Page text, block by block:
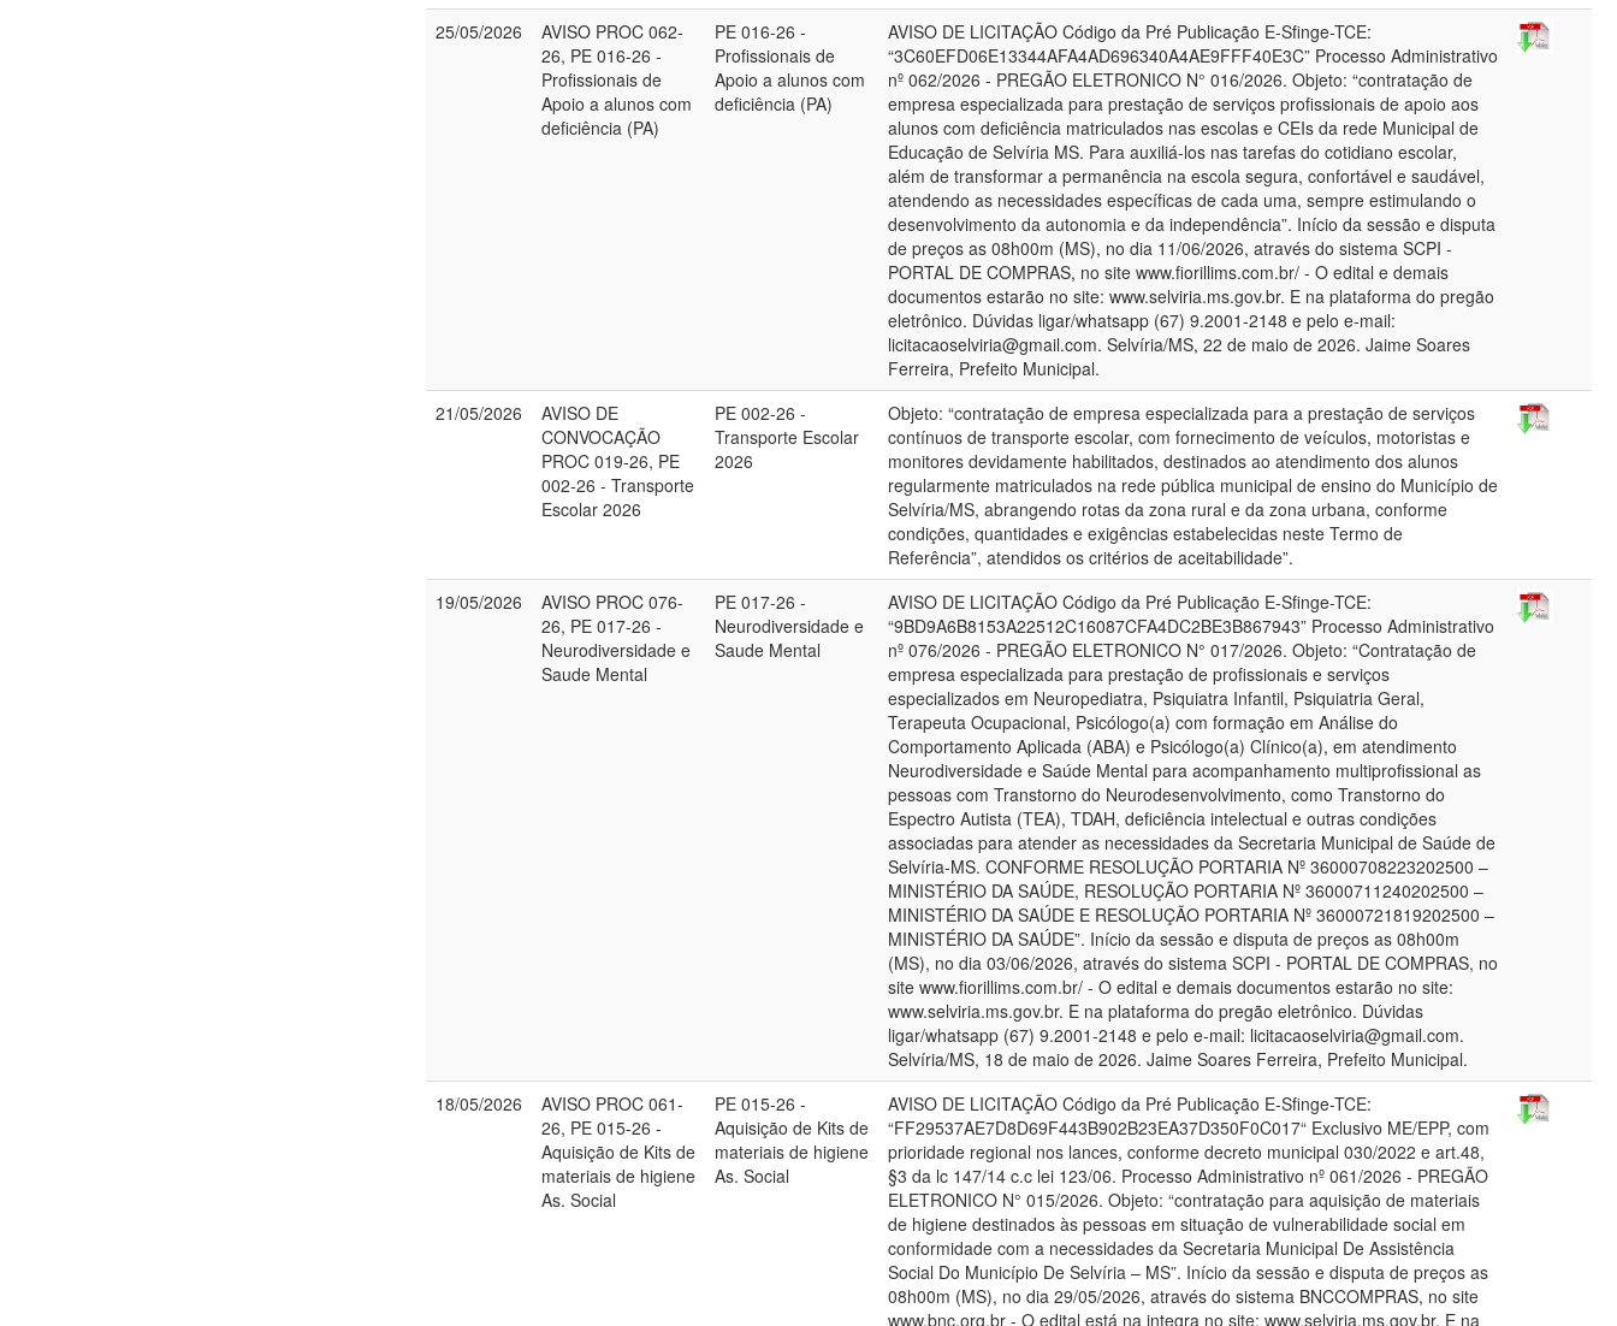
25/05/2026
AVISO PROC 062-
26, PE 016-26 -
Profissionais de
Apoio a alunos com
deficiência (PA)
PE 016-26 -
Profissionais de
Apoio a alunos com
deficiência (PA)
AVISO DE LICITAÇÃO Código da Pré Publicação E-Sfinge-TCE:
“3C60EFD06E13344AFA4AD696340A4AE9FFF40E3C” Processo Administrativo
nº 062/2026 - PREGÃO ELETRONICO N° 016/2026. Objeto: “contratação de
empresa especializada para prestação de serviços profissionais de apoio aos
alunos com deficiência matriculados nas escolas e CEIs da rede Municipal de
Educação de Selvíria MS. Para auxiliá-los nas tarefas do cotidiano escolar,
além de transformar a permanência na escola segura, confortável e saudável,
atendendo as necessidades específicas de cada uma, sempre estimulando o
desenvolvimento da autonomia e da independência”. Início da sessão e disputa
de preços as 08h00m (MS), no dia 11/06/2026, através do sistema SCPI -
PORTAL DE COMPRAS, no site www.fiorillims.com.br/ - O edital e demais
documentos estarão no site: www.selviria.ms.gov.br. E na plataforma do pregão
eletrônico. Dúvidas ligar/whatsapp (67) 9.2001-2148 e pelo e-mail:
licitacaoselviria@gmail.com. Selvíria/MS, 22 de maio de 2026. Jaime Soares
Ferreira, Prefeito Municipal.
21/05/2026
AVISO DE
CONVOCAÇÃO
PROC 019-26, PE
002-26 - Transporte
Escolar 2026
PE 002-26 -
Transporte Escolar
2026
Objeto: “contratação de empresa especializada para a prestação de serviços
contínuos de transporte escolar, com fornecimento de veículos, motoristas e
monitores devidamente habilitados, destinados ao atendimento dos alunos
regularmente matriculados na rede pública municipal de ensino do Município de
Selvíria/MS, abrangendo rotas da zona rural e da zona urbana, conforme
condições, quantidades e exigências estabelecidas neste Termo de
Referência”, atendidos os critérios de aceitabilidade”.
19/05/2026
AVISO PROC 076-
26, PE 017-26 -
Neurodiversidade e
Saude Mental
PE 017-26 -
Neurodiversidade e
Saude Mental
AVISO DE LICITAÇÃO Código da Pré Publicação E-Sfinge-TCE:
“9BD9A6B8153A22512C16087CFA4DC2BE3B867943” Processo Administrativo
nº 076/2026 - PREGÃO ELETRONICO N° 017/2026. Objeto: “Contratação de
empresa especializada para prestação de profissionais e serviços
especializados em Neuropediatra, Psiquiatra Infantil, Psiquiatria Geral,
Terapeuta Ocupacional, Psicólogo(a) com formação em Análise do
Comportamento Aplicada (ABA) e Psicólogo(a) Clínico(a), em atendimento
Neurodiversidade e Saúde Mental para acompanhamento multiprofissional as
pessoas com Transtorno do Neurodesenvolvimento, como Transtorno do
Espectro Autista (TEA), TDAH, deficiência intelectual e outras condições
associadas para atender as necessidades da Secretaria Municipal de Saúde de
Selvíria-MS. CONFORME RESOLUÇÃO PORTARIA Nº 36000708223202500 –
MINISTÉRIO DA SAÚDE, RESOLUÇÃO PORTARIA Nº 36000711240202500 –
MINISTÉRIO DA SAÚDE E RESOLUÇÃO PORTARIA Nº 36000721819202500 –
MINISTÉRIO DA SAÚDE”. Início da sessão e disputa de preços as 08h00m
(MS), no dia 03/06/2026, através do sistema SCPI - PORTAL DE COMPRAS, no
site www.fiorillims.com.br/ - O edital e demais documentos estarão no site:
www.selviria.ms.gov.br. E na plataforma do pregão eletrônico. Dúvidas
ligar/whatsapp (67) 9.2001-2148 e pelo e-mail: licitacaoselviria@gmail.com.
Selvíria/MS, 18 de maio de 2026. Jaime Soares Ferreira, Prefeito Municipal.
18/05/2026
AVISO PROC 061-
26, PE 015-26 -
Aquisição de Kits de
materiais de higiene
As. Social
PE 015-26 -
Aquisição de Kits de
materiais de higiene
As. Social
AVISO DE LICITAÇÃO Código da Pré Publicação E-Sfinge-TCE:
“FF29537AE7D8D69F443B902B23EA37D350F0C017“ Exclusivo ME/EPP, com
prioridade regional nos lances, conforme decreto municipal 030/2022 e art.48,
§3 da lc 147/14 c.c lei 123/06. Processo Administrativo nº 061/2026 - PREGÃO
ELETRONICO N° 015/2026. Objeto: “contratação para aquisição de materiais
de higiene destinados às pessoas em situação de vulnerabilidade social em
conformidade com a necessidades da Secretaria Municipal De Assistência
Social Do Município De Selvíria – MS”. Início da sessão e disputa de preços as
08h00m (MS), no dia 29/05/2026, através do sistema BNCCOMPRAS, no site
www.bnc.org.br - O edital está na integra no site: www.selviria.ms.gov.br. E na